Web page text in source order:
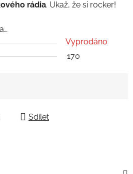
rádia. Ukaž, že si rocker!
Vyprodáno
170
Sdílet